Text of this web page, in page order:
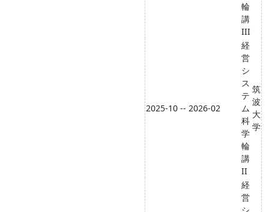
輪
講
III
2025-10 -- 2026-02
経
営
シ
ス
テ
ム
科
学
輪
講
II
筑
波
大
学
経
営